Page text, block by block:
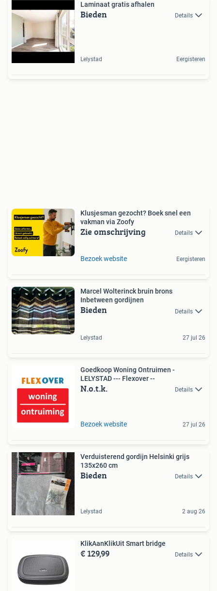
Laminaat gratis afhalen
Bieden Details
Lelystad Eergisteren
Klusjesman gezocht? Boek snel een
vakman via Zoofy
Zie omschrijving Details
Bezoek website Eergisteren
Marcel Wolterinck bruin brons
Inbetween gordijnen
Bieden Details
Lelystad 27 jul 26
Goedkoop Woning Ontruimen -
LELYSTAD --- Flexover --
N.o.t.k. Details
Bezoek website 27 jul 26
Verduisterend gordijn Helsinki grijs
135x260 cm
Bieden Details
Lelystad 2 aug 26
KlikAanKlikUit Smart bridge
€ 129,99 Details